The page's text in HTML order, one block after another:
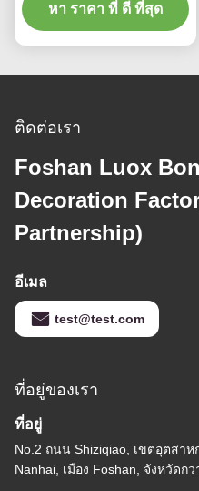
หา ราคา ที่ ดี ที่สุด
ติดต่อเรา
Foshan Luox
Decoration
Partnership)
อีเมล
test@test.com
ที่อยู่ของเรา
ที่อยู่
No.2 ถนน Shiziqiao, เขตอุตสาห
Nanhai, เมือง Foshan, จังหวัดก